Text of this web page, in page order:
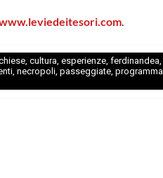
,cultura ,esperienze ,ferdinandea
,necropoli ,passeggiate ,programma